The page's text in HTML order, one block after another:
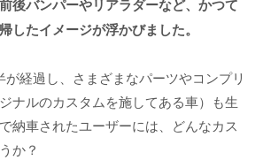
後バンパーやリアラダーなど、かつて
したイメージが浮かびました。
経過し、さまざまなパーツやコンプリ
ナルのカスタムを施してある車）も生
納車されたユーザーには、どんなカス
か？